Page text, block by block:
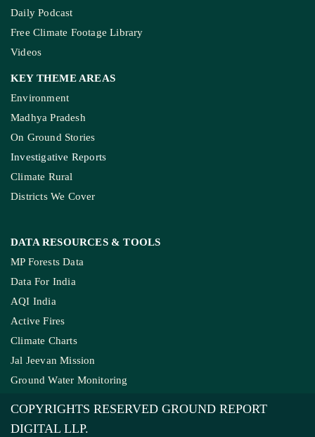
Daily Podcast
Free Climate Footage Library
Videos
KEY THEME AREAS
Environment
Madhya Pradesh
On Ground Stories
Investigative Reports
Climate Rural
Districts We Cover
DATA RESOURCES & TOOLS
MP Forests Data
Data For India
AQI India
Active Fires
Climate Charts
Jal Jeevan Mission
Ground Water Monitoring
COPYRIGHTS RESERVED GROUND REPORT
DIGITAL LLP.